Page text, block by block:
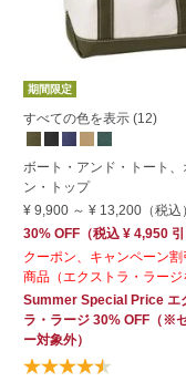
期間限定
すべての色を表示 (12)
ボート・アンド・トート、
ン・トップ
¥ 9,900～ ¥ 13,200（税込）
30% OFF（税込 ¥ 4,950引
クーポン、キャンペーン割
商品（エクストラ・ラージ
Summer Special Price エ
ラ・ラージ30% OFF（※
ー対象外）